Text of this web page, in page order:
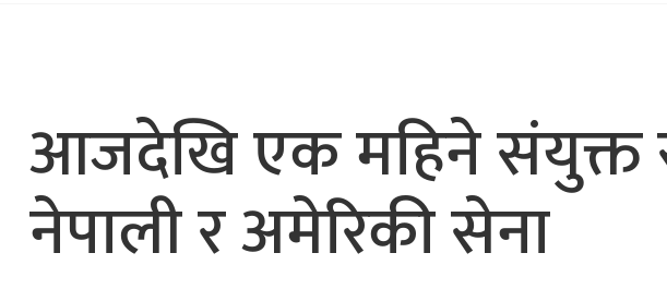
आजदेखि एक महिने संयुक्त
नेपाली र अमेरिकी सेना